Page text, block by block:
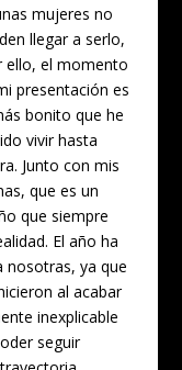
mujeres no
llegar a serlo,
ello, el momento
presentación es
bonito que he
vivir hasta
Junto con mis
que es un
que siempre
El año ha
nosotras, ya que
al acabar
inexplicable
seguir